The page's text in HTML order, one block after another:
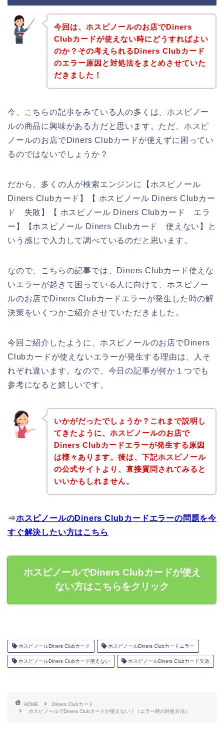
今回は、ホスピノールのお店でDiners
Clubカードが使えない時にどうすればよい
のか？その考えられるDiners Clubカード
のエラー原因と対処法をまとめさせていた
だきました！
今、こちらの記事をみている人の多くは、ホスピノー
ルの商品に興味がある方だと思います。ただ、ホスピ
ノールのお店でDiners Clubカードが使えずに困ってい
るのではないでしょうか？
だから、多くの人が検索エンジンに【ホスピノール
Diners Clubカード】【 ホスピノール Diners Clubカー
ド 失敗】【 ホスピノール Diners Clubカード エラ
ー】【ホスピノール Diners Clubカード 使えない】と
いう感じで入力して調べているのだと思います。
なので、こちらの記事では、Diners Clubカード使えな
いエラーが起きて困っている人に向けて、ホスピノー
ルのお店でDiners Clubカードエラーが発生した時の解
決策をいくつかご紹介させていただきました。
今回ご紹介したように、ホスピノールのお店でDiners
Clubカードが使えないエラーが発生する理由は、人そ
れぞれ違います。なので、今日の記事が何か１つでも
参考になると嬉しいです。
いかがだったでしょうか？これまで説明し
てきたように、ホスピノールのお店で
Diners Clubカードエラーが発生する原因
は様々あります。後は、下記ホスピノール
の公式サイトより、直接質問されてみると
いいかもしれません。
⇒ホスピノールのDiners Clubカードエラーの問題を今
すぐ解決したい方はこちら
ホスピノールでDiners Clubカードが使え
ない方はこちらをクリック
ホスピノールDiners Clubカード ホスピノールDiners Clubカードエラー
ホスピノールDiners Clubカード使えない ホスピノールDiners Clubカード失敗
HOME
Diners Clubカード
ホスピノールでDiners Clubカードが使えない！（エラー時の対処方法）